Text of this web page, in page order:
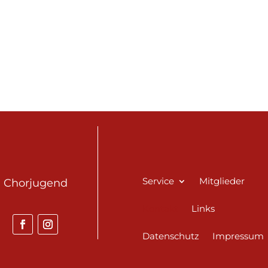
Chorjugend Service Mitglieder
Links
Datenschutz Impressum